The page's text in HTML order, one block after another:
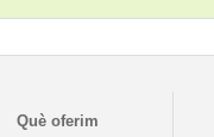
Què oferim